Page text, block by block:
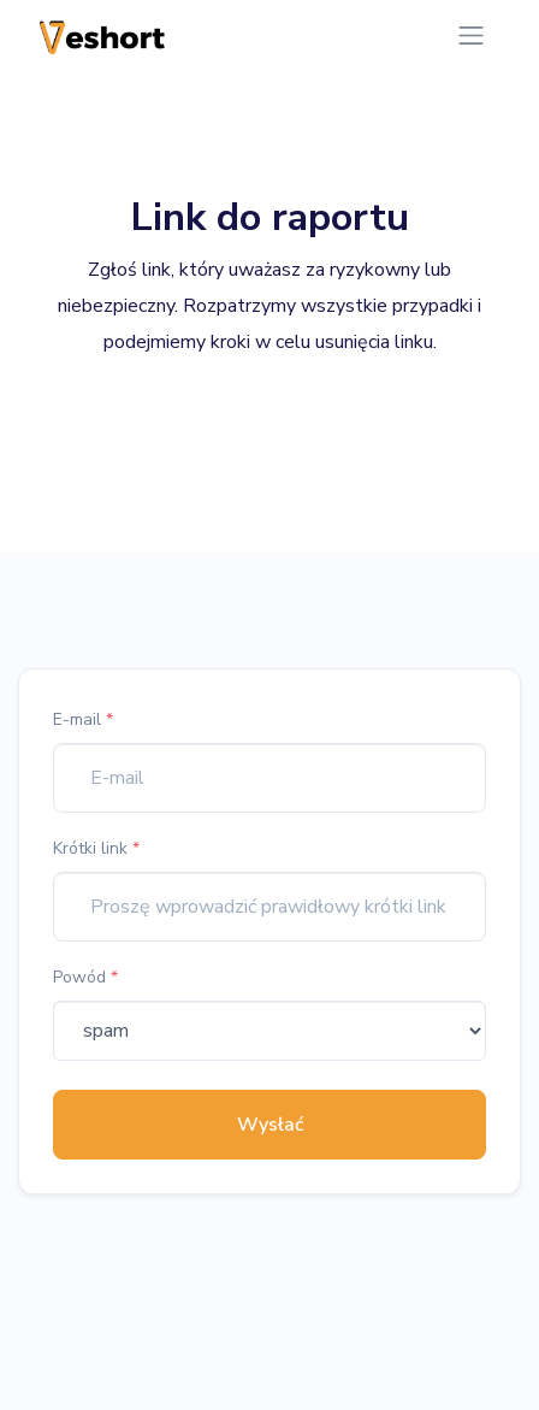
Link do raportu
Zgłoś link, który uważasz za ryzykowny lub
niebezpieczny. Rozpatrzymy wszystkie przypadki i
podejmiemy kroki w celu usunięcia linku.
E-mail *
Krótki link *
Powód *
Wysłać